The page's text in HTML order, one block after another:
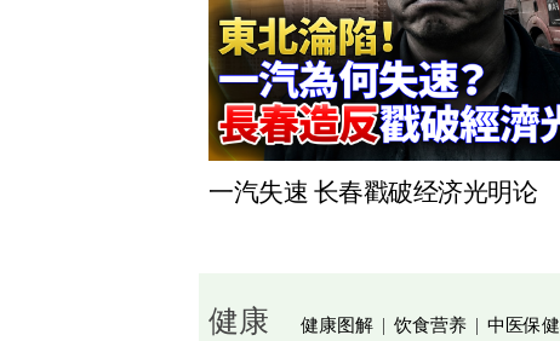
一汽失速 长春戳破经济光明论
健康 健康图解 | 饮食营养 | 中医保健